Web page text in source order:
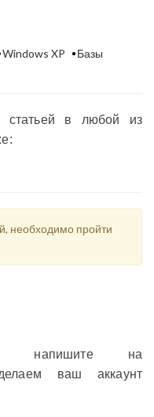
Windows XP
Базы
статьей в любой из
необходимо пройти
напишите на
ваш аккаунт